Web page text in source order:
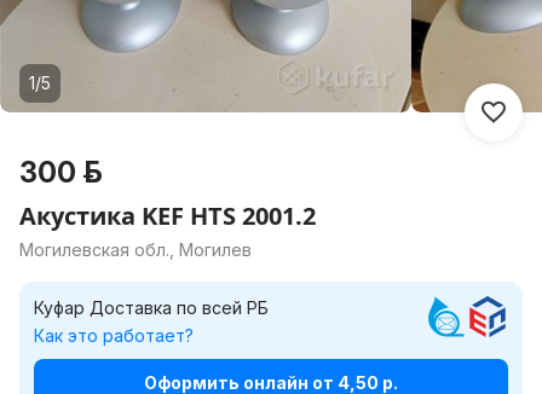
1/5
300 р.
Акустика KEF HTS 2001.2
Могилевская обл., Могилев
Куфар Доставка по всей РБ
Как это работает?
Оформить онлайн от 4,50 р.